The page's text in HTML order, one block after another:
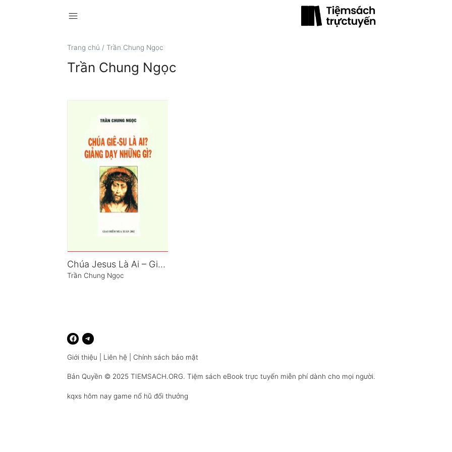
menu
Trang chủ /Trần Chung Ngọc
Trần Chung Ngọc
Chúa Jesus Là Ai – Giảng Dạy Những Gì
Trần Chung Ngọc
Giới thiệu Liên hệ Chính sách bảo mật
Bản Quyền © 2025TIEMSACH.ORG. Tiệm sách eBook trực tuyến miễn phí dành cho mọi người.
kqxs hôm nay game nổ hũ đổi thưởng